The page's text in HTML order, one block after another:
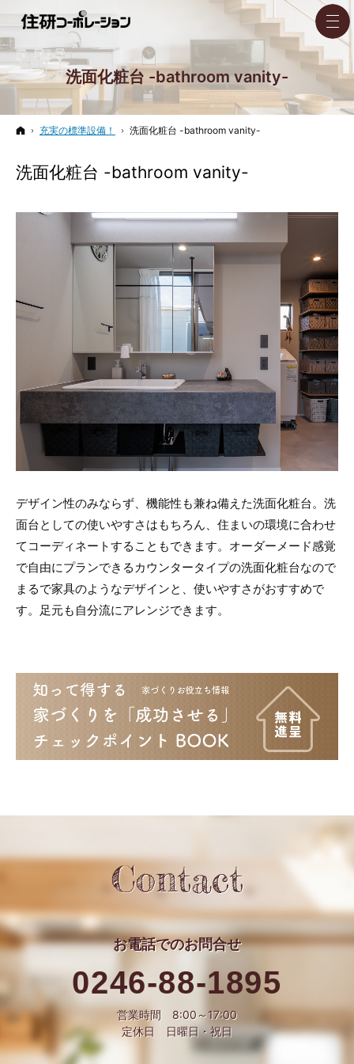
洗面化粧台 -bathroom vanity-
ホーム
充実の標準設備！ 洗面化粧台 -bathroom vanity-
洗面化粧台 -bathroom vanity-
デザイン性のみならず、機能性も兼ね備えた洗面化粧台。洗
面台としての使いやすさはもちろん、住まいの環境に合わせ
てコーディネートすることもできます。オーダーメード感覚
で自由にプランできるカウンタータイプの洗面化粧台なので
まるで家具のようなデザインと、使いやすさがおすすめで
す。足元も自分流にアレンジできます。
Contact
お電話でのお問合せ
0246-88-1895
営業時間 8:00～17:00
定休日 日曜日・祝日